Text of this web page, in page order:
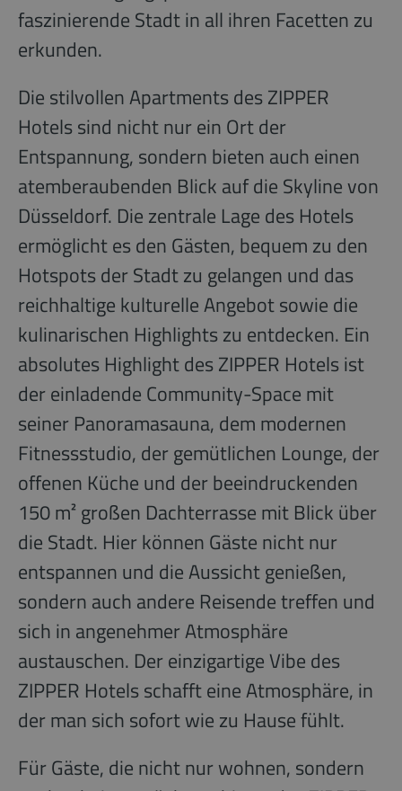
faszinierende Stadt in all ihren Facetten zu
erkunden.
Die stilvollen Apartments des ZIPPER
Hotels sind nicht nur ein Ort der
Entspannung, sondern bieten auch einen
atemberaubenden Blick auf die Skyline von
Düsseldorf. Die zentrale Lage des Hotels
ermöglicht es den Gästen, bequem zu den
Hotspots der Stadt zu gelangen und das
reichhaltige kulturelle Angebot sowie die
kulinarischen Highlights zu entdecken. Ein
absolutes Highlight des ZIPPER Hotels ist
der einladende Community-Space mit
seiner Panoramasauna, dem modernen
Fitnessstudio, der gemütlichen Lounge, der
offenen Küche und der beeindruckenden
150 m² großen Dachterrasse mit Blick über
die Stadt. Hier können Gäste nicht nur
entspannen und die Aussicht genießen,
sondern auch andere Reisende treffen und
sich in angenehmer Atmosphäre
austauschen. Der einzigartige Vibe des
ZIPPER Hotels schafft eine Atmosphäre, in
der man sich sofort wie zu Hause fühlt.
Für Gäste, die nicht nur wohnen, sondern